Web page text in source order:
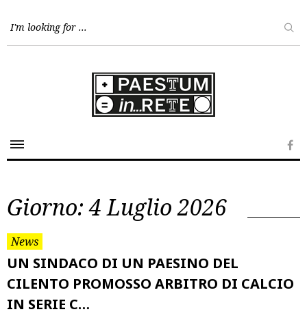
Giorno:4 Luglio 2026
News
UN SINDACO DI UN PAESINO DEL
CILENTO PROMOSSO ARBITRO DI CALCIO
IN SERIE C…